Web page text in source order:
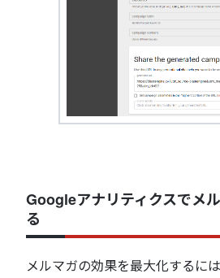
Googleアナリティクスでメ
る
メルマガの効果を最大化するに